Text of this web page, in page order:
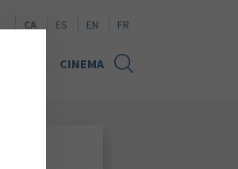
CA ES Naviguer en español
EN Browse in English
FR
CINEMA